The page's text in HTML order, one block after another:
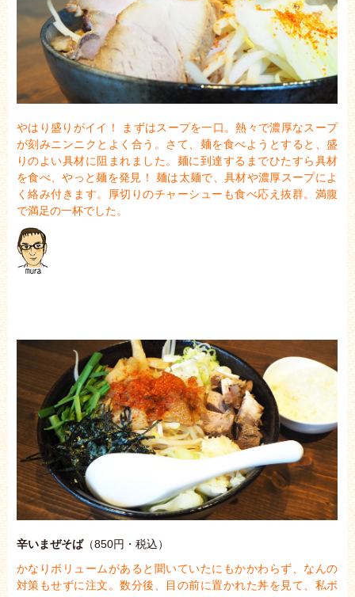
やはり盛りがイイ！ まずはスープを一口。熱々で濃厚なスープ
が刻みニンニクとよく合う。 さて、麺を食べようとすると、盛
りのよい具材に阻まれました。麺に到達するまでひたすら具材
を食べ、やっと麺を発見！ 麺は太麺で、具材や濃厚スープに よ
く絡み付きます。 厚切りのチャーシューも食べ応え抜群。満腹
で満足の一杯でした。
辛いまぜそば（850円・税込）
かなりボリュームがあると聞いていたにもかかわらず、なんの
対策もせずに注文。数分後、目の前に置かれた丼を見て、私ボ